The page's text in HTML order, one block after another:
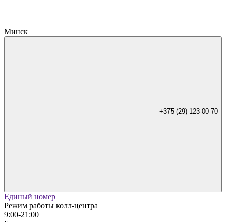
Минск
+375 (29) 123-00-70
Единый номер
Режим работы колл-центра
9:00-21:00